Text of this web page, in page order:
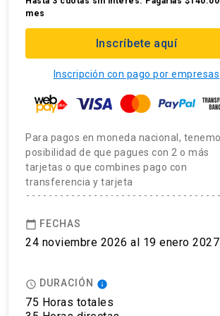
mes
Inscríbete aquí
Inscripción con pago por empresas
Para pagos en moneda nacional,
posibilidad de que pagues con 2 o más
tarjetas o que combines pago con
transferencia y tarjeta
calendar_today FECHAS
24 noviembre 2026 al 19 enero 2027
access_time DURACIÓN info
75 Horas totales